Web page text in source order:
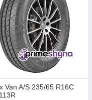
Van A/S 235/65 R16C